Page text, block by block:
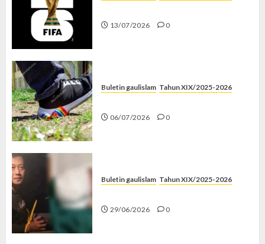
13/07/2026 0
Buletin gaulislam Tahun XIX/2025-2026
06/07/2026 0
Buletin gaulislam Tahun XIX/2025-2026
29/06/2026 0